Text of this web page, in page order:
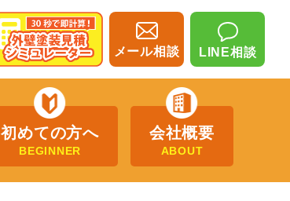
メール相談 LINE相談
初めての方へ
BEGINNER
会社概要
ABOUT